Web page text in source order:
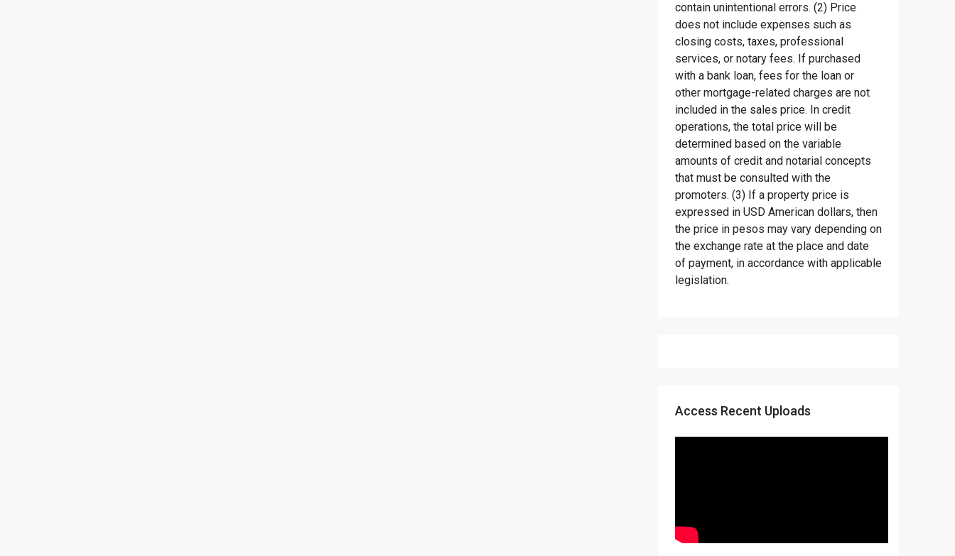
contain unintentional errors. (2) Price
does not include expenses such as
closing costs, taxes, professional
services, or notary fees. If purchased
with a bank loan, fees for the loan or
other mortgage-related charges are not
included in the sales price. In credit
operations, the total price will be
determined based on the variable
amounts of credit and notarial concepts
that must be consulted with the
promoters. (3) If a property price is
expressed in USD American dollars, then
the price in pesos may vary depending on
the exchange rate at the place and date
of payment, in accordance with applicable
legislation.
Access Recent Uploads